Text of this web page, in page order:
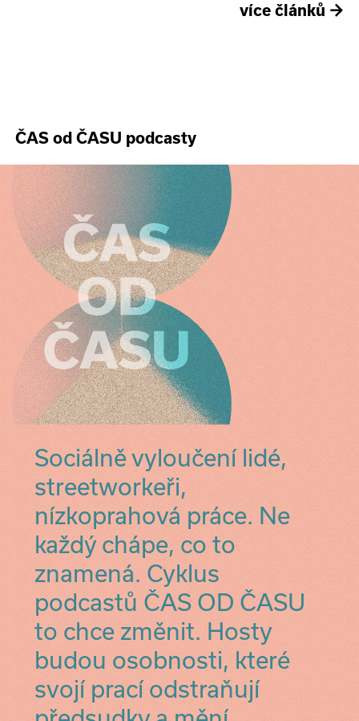
více článků →
ČAS od ČASU podcasty
Sociálně vyloučení lidé,
streetworkeři,
nízkoprahová práce. Ne
každý chápe, co to
znamená. Cyklus
podcastů ČAS OD ČASU
to chce změnit. Hosty
budou osobnosti, které
svojí prací odstraňují